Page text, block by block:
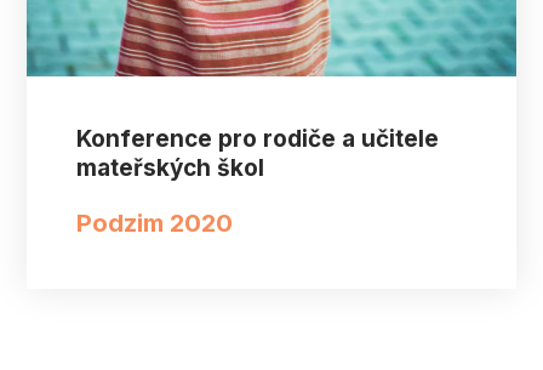
Konference pro rodiče a učitele
mateřských škol
Podzim 2020